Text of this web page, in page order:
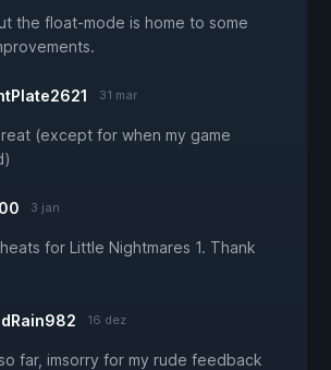
the float-mode is home to some
31 mar
(except for when my game
3 jan
for Little Nightmares 1. Thank
16 dez
far, imsorry for my rude feedback